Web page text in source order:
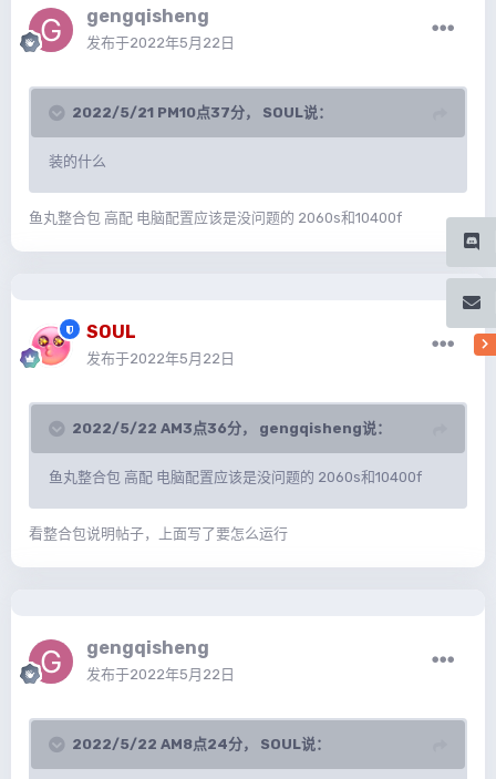
gengqisheng
发布于2022年5月22日
2022/5/21 PM10点37分， SOUL说：
装的什么
鱼丸整合包 高配 电脑配置应该是没问题的 2060s和10400f
SOUL
发布于2022年5月22日
2022/5/22 AM3点36分， gengqisheng说：
鱼丸整合包 高配 电脑配置应该是没问题的 2060s和10400f
看整合包说明帖子，上面写了要怎么运行
gengqisheng
发布于2022年5月22日
2022/5/22 AM8点24分， SOUL说：